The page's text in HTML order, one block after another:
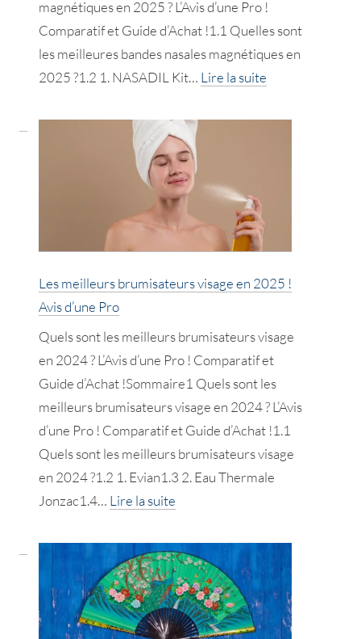
magnétiques en 2025 ? L’Avis d’une Pro !
Comparatif et Guide d’Achat !1.1 Quelles sont
les meilleures bandes nasales magnétiques en
2025 ?1.2 1. NASADIL Kit… Lire la suite
meilleures
Pro
Les meilleurs brumisateurs visage en 2025 !
Avis d’une Pro
Quels sont les meilleurs brumisateurs visage
en 2024 ? L’Avis d’une Pro ! Comparatif et
Guide d’Achat !Sommaire1 Quels sont les
meilleurs brumisateurs visage en 2024 ? L’Avis
d’une Pro ! Comparatif et Guide d’Achat !1.1
Quels sont les meilleurs brumisateurs visage
en 2024 ?1.2 1. Evian1.3 2. Eau Thermale
Jonzac1.4… Lire la suite
meilleurs
brumisateurs
visage
en